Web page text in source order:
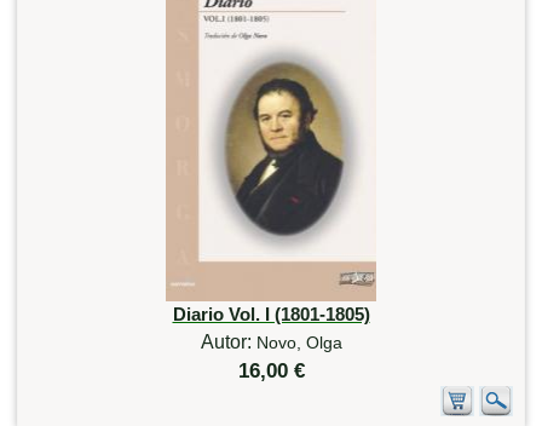
Diario Vol. I (1801-1805)
Autor: Novo, Olga
16,00 €